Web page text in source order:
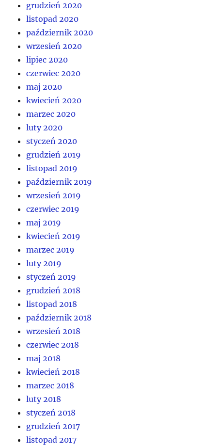
grudzień 2020
listopad 2020
październik 2020
wrzesień 2020
lipiec 2020
czerwiec 2020
maj 2020
kwiecień 2020
marzec 2020
luty 2020
styczeń 2020
grudzień 2019
listopad 2019
październik 2019
wrzesień 2019
czerwiec 2019
maj 2019
kwiecień 2019
marzec 2019
luty 2019
styczeń 2019
grudzień 2018
listopad 2018
październik 2018
wrzesień 2018
czerwiec 2018
maj 2018
kwiecień 2018
marzec 2018
luty 2018
styczeń 2018
grudzień 2017
listopad 2017